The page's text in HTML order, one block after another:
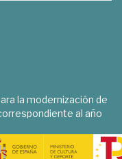
la modernización de
al año